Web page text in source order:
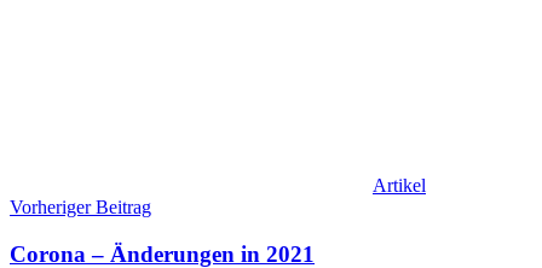
Artikel
Beitragsnavigation
Vorheriger Beitrag
Corona – Änderungen in 2021